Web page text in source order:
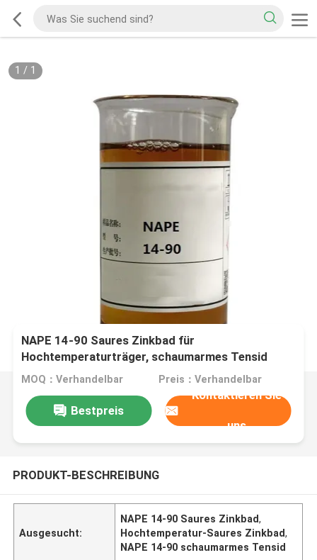
1 / 1
NAPE 14-90 Saures Zinkbad für
Hochtemperaturträger, schaumarmes Tensid
MOQ：Verhandelbar Preis：Verhandelbar
Bestpreis
Kontaktieren Sie
uns
PRODUKT-BESCHREIBUNG
Ausgesucht:
NAPE 14-90 Saures Zinkbad,
Hochtemperatur-Saures Zinkbad,
NAPE 14-90 schaumarmes Tensid